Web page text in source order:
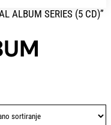
ALBUM SERIES (5 CD)”